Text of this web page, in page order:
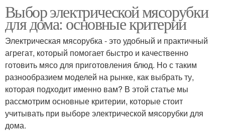
Выбор электрической мясорубки
для дома: основные критерии
Электрическая мясорубка - это удобный и практичный
агрегат, который помогает быстро и качественно
готовить мясо для приготовления блюд. Но с таким
разнообразием моделей на рынке, как выбрать ту,
которая подходит именно вам? В этой статье мы
рассмотрим основные критерии, которые стоит
учитывать при выборе электрической мясорубки для
дома.